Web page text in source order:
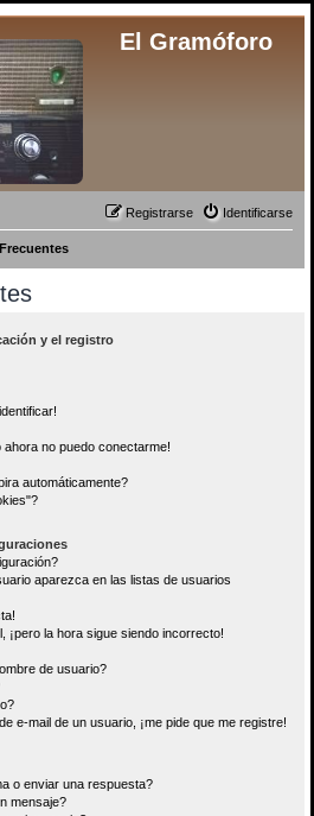
El Gramóforo
Identificarse
Registrarse
y el registro
ahora no puedo conectarme!
automáticamente?
aparezca en las listas de usuarios
¡pero la hora sigue siendo incorrecto!
de usuario?
e-mail de un usuario, ¡me pide que me registre!
o enviar una respuesta?
mensaje?